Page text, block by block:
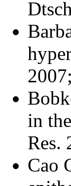
in
Res.
Cao